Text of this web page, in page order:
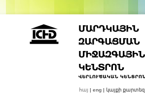
հայ | eng | կայքի քարտեզ